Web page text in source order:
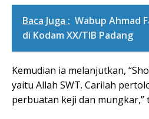
Baca Juga : Wabup Ahmad
di Kodam XX/TIB Padang
Kemudian ia melanjutkan,
yaitu Allah SWT. Carilah
perbuatan keji dan mungkar,”